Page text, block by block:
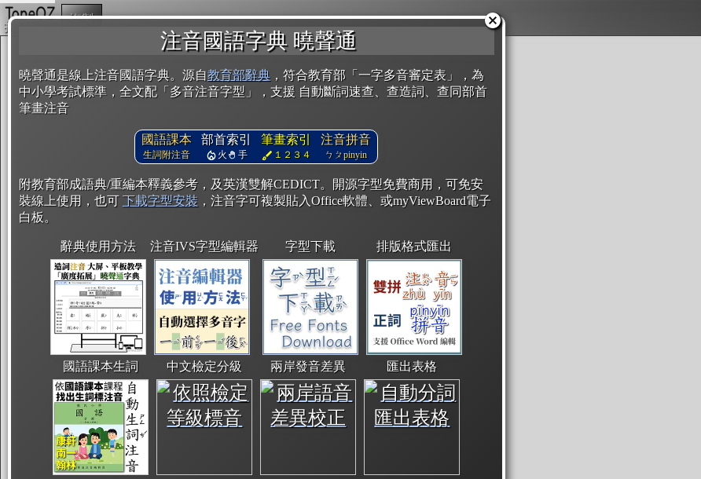
注音國語字典 曉聲通
曉聲通是線上注音國語字典。源自教育部辭典 ，符合教育部「一字多音審定表」，為
中小學考試標準，全文配「多音注音字型」，支援 自動斷詞速查、查造詞、查同部首
筆畫注音
國語課本
生詞附注音
部首索引
火 手
筆畫索引
１２３４
注音拼音
ㄅㄆpinyin
附教育部成語典/重編本釋義參考，及英漢雙解CEDICT。開源字型免費商用，可免安
裝線上使用，也可 下載字型安裝 ，注音字可複製貼入Office軟體、或myViewBoard電子
白板。
辭典使用方法 注音IVS字型編輯器 字型下載 排版格式匯出
國語課本生詞 中文檢定分級 兩岸發音差異 匯出表格
複製